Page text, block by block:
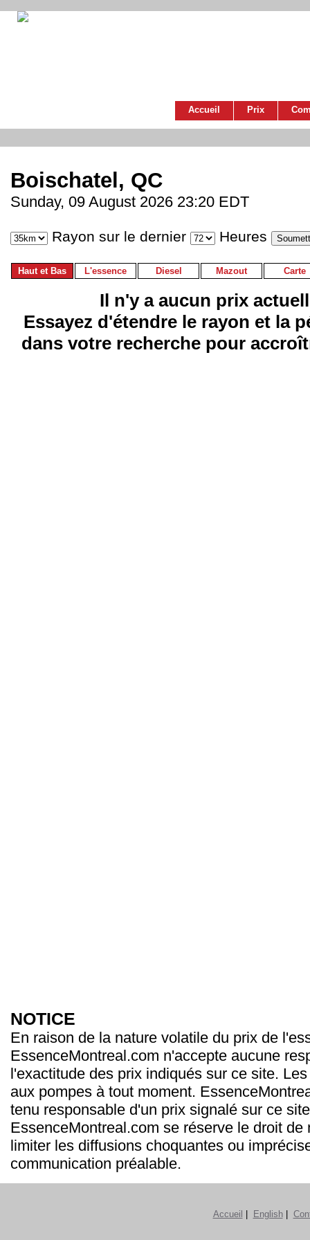
Accueil Prix
Boischatel, QC
Sunday, 09 August 2026 23:20 EDT
Rayon sur le dernier Heures
Haut et Bas L'essence Diesel Mazout Carte
Il n'y a aucun prix
Essayez d'étendre le rayon et la
dans votre recherche pour
NOTICE
En raison de la nature volatile du prix de
EssenceMontreal.com n'accepte aucune
l'exactitude des prix indiqués sur ce site.
aux pompes à tout moment.
tenu responsable d'un prix signalé sur ce
EssenceMontreal.com se réserve le droit de
limiter les diffusions choquantes ou
communication préalable.
Accueil English|